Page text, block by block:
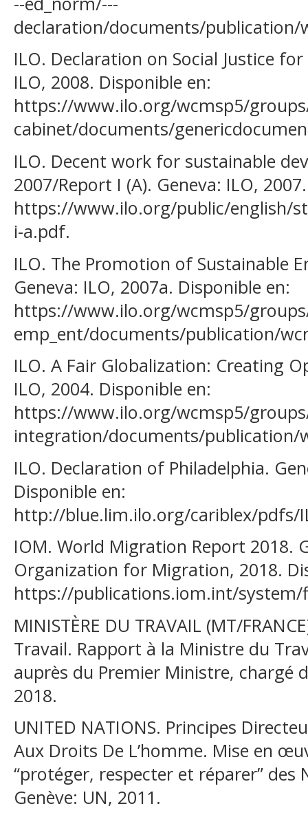
declaration/documents/publication/
ILO. Declaration on Social Justice
ILO, 2008. Disponible en:
https://www.ilo.org/wcmsp5/
cabinet/documents/
ILO. Decent work for sustainable
2007/Report I (A). Geneva: ILO,
https://www.ilo.org/public/english/
i-a.pdf.
ILO. The Promotion of Sustainable
Geneva: ILO, 2007a. Disponible en:
https://www.ilo.org/wcmsp5/
emp_ent/documents/publication/
ILO. A Fair Globalization: Creating
ILO, 2004. Disponible en:
https://www.ilo.org/wcmsp5/
integration/documents/publication/
ILO. Declaration of Philadelphia.
Disponible en:
http://blue.lim.ilo.org/cariblex/pdfs/
IOM. World Migration Report 2018.
Organization for Migration, 2018.
https://publications.iom.int/system/
MINISTÈRE DU TRAVAIL (MT/
Travail. Rapport à la Ministre du
auprès du Premier Ministre, chargé
2018.
UNITED NATIONS. Principes
Aux Droits De L’homme. Mise en
“protéger, respecter et réparer” des
Genève: UN, 2011.